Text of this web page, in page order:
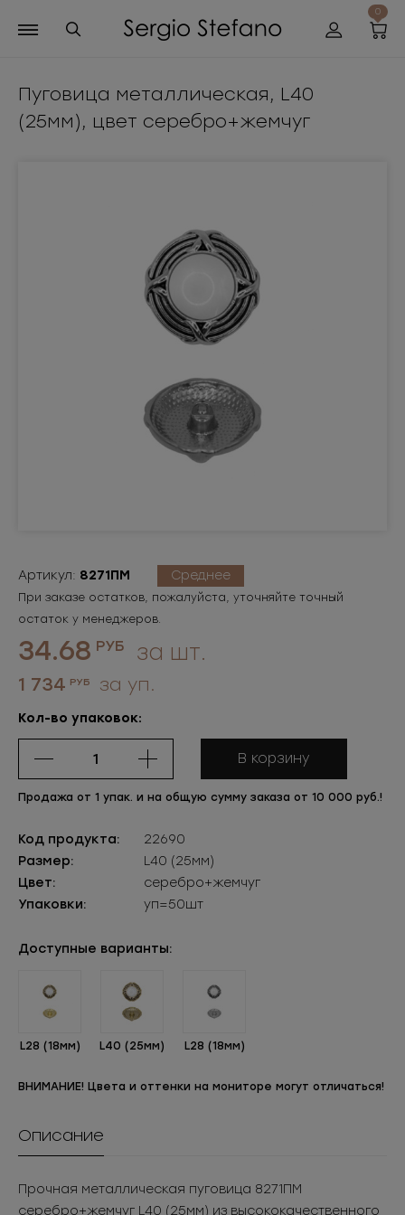
0
Пуговица металлическая, L40
(25мм), цвет серебро+жемчуг
Артикул: 8271ПМ Среднее
При заказе остатков, пожалуйста, уточняйте точный
остаток у менеджеров.
34.68 РУБ за шт.
1 734 РУБ за уп.
Кол-во упаковок:
В корзину
Продажа от 1 упак. и на общую сумму заказа от 10 000 руб.!
Код продукта:
22690
Размер:
L40 (25мм)
Цвет:
серебро+жемчуг
Упаковки:
уп=50шт
Доступные варианты:
L28 (18мм) L40 (25мм) L28 (18мм)
ВНИМАНИЕ! Цвета и оттенки на мониторе могут отличаться!
Описание
Прочная металлическая пуговица 8271ПМ
серебро+жемчуг L40 (25мм) из высококачественного